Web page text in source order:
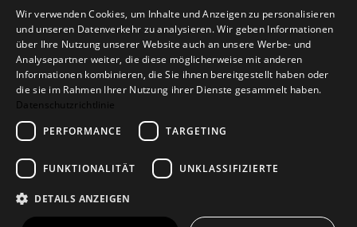
AGB Datenschutz
Impressum
Kontakt
© 2026Design Geschenke
Shop
Wir verwenden Cookies, um Inhalte und Anzeigen zu personalisieren
und unseren Datenverkehr zu analysieren. Wir geben Informationen
über Ihre Nutzung unserer Website auch an unsere Werbe- und
Analysepartner weiter, die diese möglicherweise mit anderen
Informationen kombinieren, die Sie ihnen bereitgestellt haben oder
die sie im Rahmen Ihrer Nutzung ihrer Dienste gesammelt haben.
Datenschutzrichtlinie
PERFORMANCE
TARGETING
FUNKTIONALITÄT UNKLASSIFIZIERTE
DETAILS ANZEIGEN